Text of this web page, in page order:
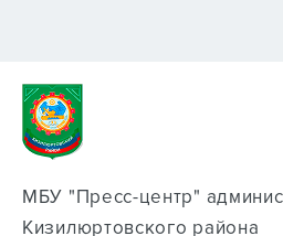
МБУ "Пресс-центр"
Кизилюртовского района